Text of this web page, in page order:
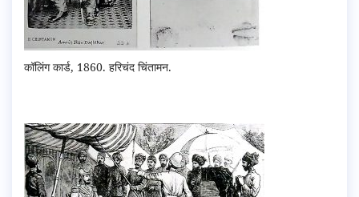
कॉलिंग कार्ड, 1860. हरिचंद चिंतामन.